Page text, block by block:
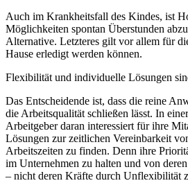
Auch im Krankheitsfall des Kindes, ist
Möglichkeiten spontan Überstunden
Alternative. Letzteres gilt vor allem für
Hause erledigt werden können.
Flexibilität und individuelle Lösungen
Das Entscheidende ist, dass die reine
die Arbeitsqualität schließen lässt. In
Arbeitgeber daran interessiert für ihre
Lösungen zur zeitlichen Vereinbarkeit
Arbeitszeiten zu finden. Denn ihre
im Unternehmen zu halten und von
– nicht deren Kräfte durch Unflexibilität